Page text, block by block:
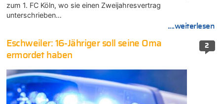
zum 1. FC Köln, wo sie einen Zweijahresvertrag
unterschrieben…
....weiterlesen
2
Eschweiler: 16-Jähriger soll seine Oma
ermordet haben